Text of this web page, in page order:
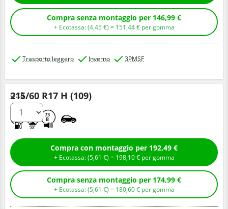
Compra senza montaggio per 146,99 €
+ Ecotassa: (4,45€ ) = 151,44€ per gomma
Trasporto leggero Inverno 3PMSF
215/60 R17 H (109)
73
B
Q.tà
Compra con montaggio per 192,49 €
+ Ecotassa: (5,61 € ) = 198,10€ per gomma
Compra senza montaggio per 174,99 €
+ Ecotassa: (5,61 € ) = 180,60€ per gomma